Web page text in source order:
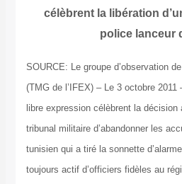
célèbrent la libération
police lanceur
SOURCE: Le groupe d’observation
(TMG de l’IFEX) – Le 3 octobre
libre expression célèbrent la décision
tribunal militaire d’abandonner les
tunisien qui a tiré la sonnette
toujours actif d’officiers fidèles au